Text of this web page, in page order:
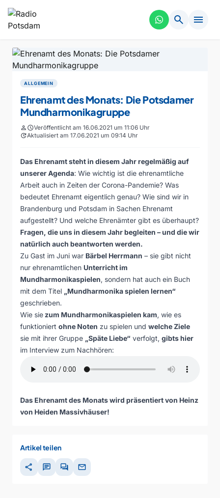
search menu
ALLGEMEIN
Ehrenamt des Monats: Die Potsdamer
Mundharmonikagruppe
personscheduleVeröffentlicht am 16.06.2021 um 11:06 Uhr
updateAktualisiert am 17.06.2021 um 09:14 Uhr
Das Ehrenamt steht in diesem Jahr regelmäßig auf
unserer Agenda: Wie wichtig ist die ehrenamtliche
Arbeit auch in Zeiten der Corona-Pandemie? Was
bedeutet Ehrenamt eigentlich genau? Wie sind wir in
Brandenburg und Potsdam in Sachen Ehrenamt
aufgestellt? Und welche Ehrenämter gibt es überhaupt?
Fragen, die uns in diesem Jahr begleiten – und die wir
natürlich auch beantworten werden.
Zu Gast im Juni war Bärbel Herrmann – sie gibt nicht
nur ehrenamtlichen Unterricht im
Mundharmonikaspielen, sondern hat auch ein Buch
mit dem Titel „Mundharmonika spielen lernen“
geschrieben.
Wie sie zum Mundharmonikaspielen kam, wie es
funktioniert ohne Noten zu spielen und welche Ziele
sie mit ihrer Gruppe „Späte Liebe“ verfolgt, gibts hier
im Interview zum Nachhören:
Das Ehrenamt des Monats wird präsentiert von Heinz
von Heiden Massivhäuser!
Artikel teilen
share chat forum mail